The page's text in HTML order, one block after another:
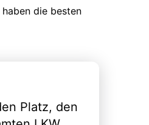
die besten
Platz, den